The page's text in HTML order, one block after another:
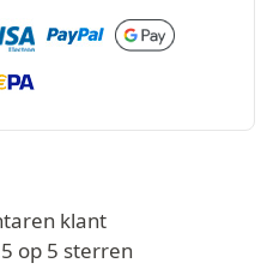
klant
op 5 sterren